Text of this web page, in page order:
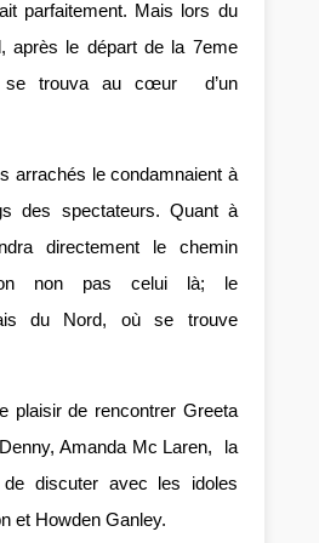
parfaitement. Mais lors du
après le départ de la 7eme
se trouva au cœur d’un
arrachés le condamnaient à
des spectateurs. Quant à
directement le chemin
non pas celui là; le
du Nord, où se trouve
plaisir de rencontrer Greeta
Amanda Mc Laren, la
discuter avec les idoles
et Howden Ganley.